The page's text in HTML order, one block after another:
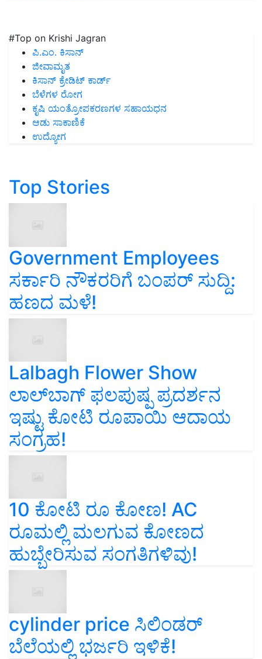
#Top on Krishi Jagran
ಪಿ.ಎಂ. ಕಿಸಾನ್
ಜೀವಾಮೃತ
ಕಿಸಾನ್ ಕ್ರೇಡಿಟ್ ಕಾರ್ಡ್
ಬೆಳೆಗಳ ರೋಗ
ಕೃಷಿ ಯಂತ್ರೋಪಕರಣಗಳ ಸಹಾಯಧನ
ಆಡು ಸಾಕಾಣಿಕೆ
ಉದ್ಯೋಗ
Top Stories
Government Employees
ಸರ್ಕಾರಿ ನೌಕರರಿಗೆ ಬಂಪರ್‌ ಸುದ್ದಿ:
ಹಣದ ಮಳೆ!
Lalbagh Flower Show
ಲಾಲ್‌ಬಾಗ್ ಫಲಪುಷ್ಪ ಪ್ರದರ್ಶನ
ಇಷ್ಟು ಕೋಟಿ ರೂಪಾಯಿ ಆದಾಯ
ಸಂಗ್ರಹ!
10 ಕೋಟಿ ರೂ ಕೋಣ! AC
ರೂಮಲ್ಲಿ ಮಲಗುವ ಕೋಣದ
ಹುಬ್ಬೇರಿಸುವ ಸಂಗತಿಗಳಿವು!
cylinder price ಸಿಲಿಂಡರ್‌
ಬೆಲೆಯಲ್ಲಿ ಭರ್ಜರಿ ಇಳಿಕೆ!